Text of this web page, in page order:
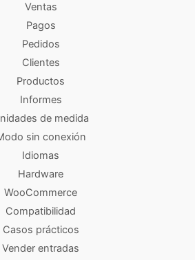
Ventas
Pagos
Pedidos
Clientes
Productos
Informes
de medida
sin conexión
Idiomas
Hardware
WooCommerce
Compatibilidad
Casos prácticos
Vender entradas